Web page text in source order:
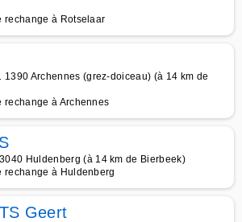
rechange à Rotselaar
1390 Archennes (grez-doiceau) (à 14 km de
rechange à Archennes
Huldenberg (à 14 km de Bierbeek)
rechange à Huldenberg
Geert